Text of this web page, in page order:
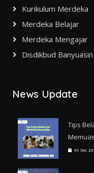
Kurikulum Merdeka
Merdeka Belajar
Merdeka Mengajar
Disdikbud Banyuasin
News Update
Tips
09 Dec